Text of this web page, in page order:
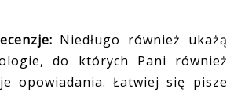
Niedługo również ukażą
do których Pani również
opowiadania. Łatwiej się pisze